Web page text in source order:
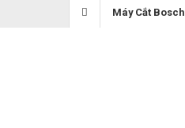
Máy Cắt Bosch